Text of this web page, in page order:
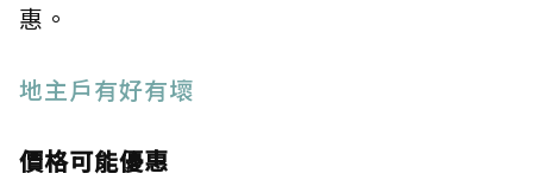
惠。
地主戶有好有壞
價格可能優惠